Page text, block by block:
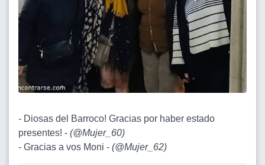
- Diosas del Barroco! Gracias por haber estado
presentes! - (@Mujer_60)
- Gracias a vos Moni - (@Mujer_62)